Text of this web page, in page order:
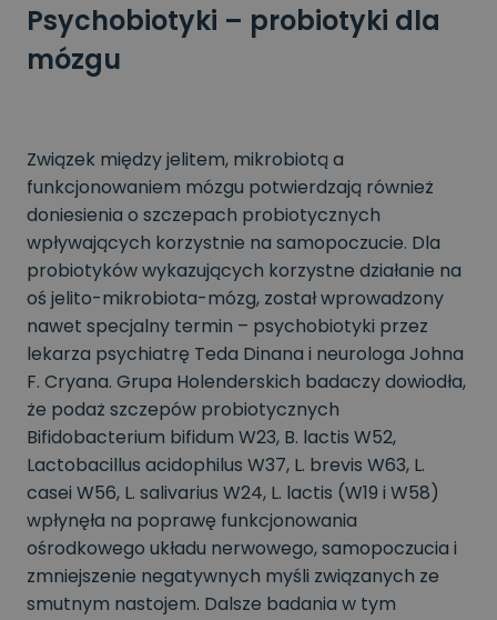
Psychobiotyki – probiotyki dla
mózgu
Związek między jelitem, mikrobiotą a
funkcjonowaniem mózgu potwierdzają również
doniesienia o szczepach probiotycznych
wpływających korzystnie na samopoczucie. Dla
probiotyków wykazujących korzystne działanie na
oś jelito-mikrobiota-mózg, został wprowadzony
nawet specjalny termin – psychobiotyki przez
lekarza psychiatrę Teda Dinana i neurologa Johna
F. Cryana. Grupa Holenderskich badaczy dowiodła,
że podaż szczepów probiotycznych
Bifidobacterium bifidum W23, B. lactis W52,
Lactobacillus acidophilus W37, L. brevis W63, L.
casei W56, L. salivarius W24, L. lactis (W19 i W58)
wpłynęła na poprawę funkcjonowania
ośrodkowego układu nerwowego, samopoczucia i
zmniejszenie negatywnych myśli związanych ze
smutnym nastojem. Dalsze badania w tym